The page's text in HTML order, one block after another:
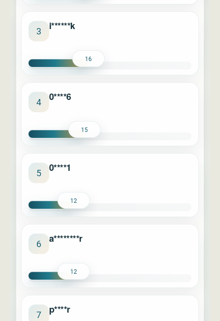
3 i******k
16
4 0****6
15
5 0****1
12
6 a********r
12
7 p****r